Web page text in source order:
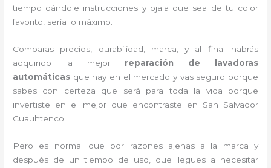
tiempo dándole instrucciones y ojala que sea de tu color
favorito, sería lo máximo.
Comparas precios, durabilidad, marca, y al final habrás
adquirido la mejor reparación de lavadoras
automáticas que hay en el mercado y vas seguro porque
sabes con certeza que será para toda la vida porque
invertiste en el mejor que encontraste en San Salvador
Cuauhtenco
Pero es normal que por razones ajenas a la marca y
después de un tiempo de uso, que llegues a necesitar